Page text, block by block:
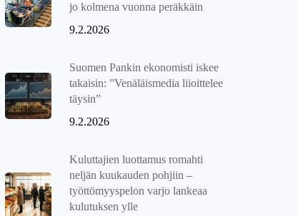
jo kolmena vuonna peräkkäin
9.2.2026
Suomen Pankin ekonomisti iskee
takaisin: ”Venäläismedia liioittelee
täysin”
9.2.2026
Kuluttajien luottamus romahti
neljän kuukauden pohjiin –
työttömyyspelon varjo lankeaa
kulutuksen ylle